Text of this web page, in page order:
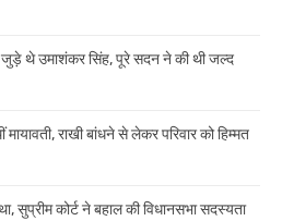
थे उमाशंकर सिंह, पूरे सदन ने की थी जल्द
राखी बांधने से लेकर परिवार को हिम्मत
सुप्रीम कोर्ट ने बहाल की विधानसभा सदस्यता